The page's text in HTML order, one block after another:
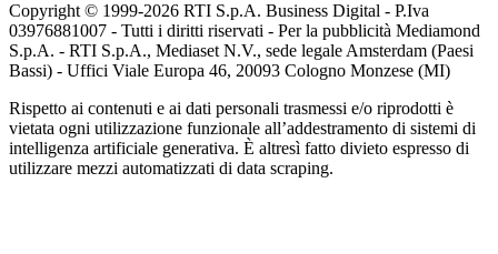
Copyright © 1999-2026 RTI S.p.A. Business Digital - P.Iva
03976881007 - Tutti i diritti riservati - Per la pubblicità Mediamond
S.p.A. - RTI S.p.A., Mediaset N.V., sede legale Amsterdam (Paesi
Bassi) - Uffici Viale Europa 46, 20093 Cologno Monzese (MI)
Rispetto ai contenuti e ai dati personali trasmessi e/o riprodotti è
vietata ogni utilizzazione funzionale all’addestramento di sistemi di
intelligenza artificiale generativa. È altresì fatto divieto espresso di
utilizzare mezzi automatizzati di data scraping.